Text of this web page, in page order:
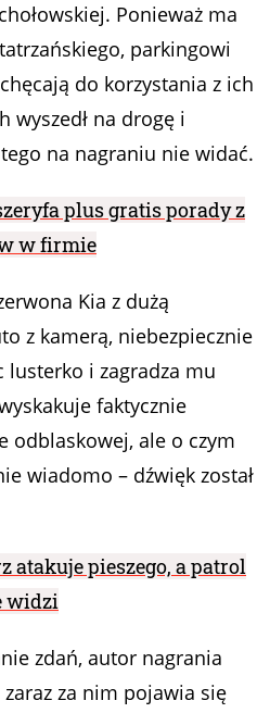
Ponieważ ma
parkingowi
do korzystania z ich
wyszedł na drogę i
na nagraniu nie widać.
plus gratis porady z
w firmie
Kia z dużą
z kamerą, niebezpiecznie
lusterko i zagradza mu
faktycznie
odblaskowej, ale o czym
wiadomo – dźwięk został
atakuje pieszego, a patrol
widzi
zdań, autor nagrania
za nim pojawia się